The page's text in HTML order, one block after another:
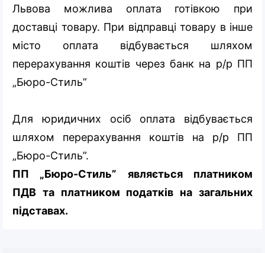
Львова можлива оплата готівкою при
доставці товару. При відправці товару в інше
місто оплата відбувається шляхом
перерахування коштів через банк на р/р ПП
„Бюро-Стиль”
Для юридичних осіб оплата відбувається
шляхом перерахування коштів на р/р ПП
„Бюро-Стиль”.
ПП „Бюро-Стиль” являється платником
ПДВ та платником податків на загальних
підставах.